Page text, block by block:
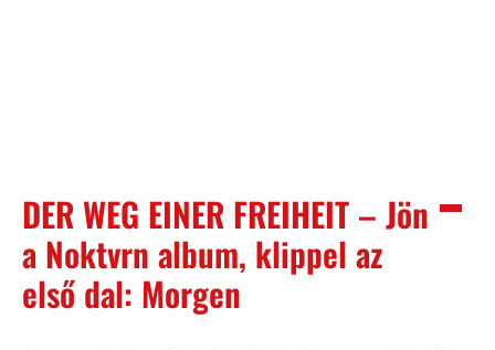
DER WEG EINER FREIHEIT – Jön
a Noktvrn album, klippel az
első dal: Morgen